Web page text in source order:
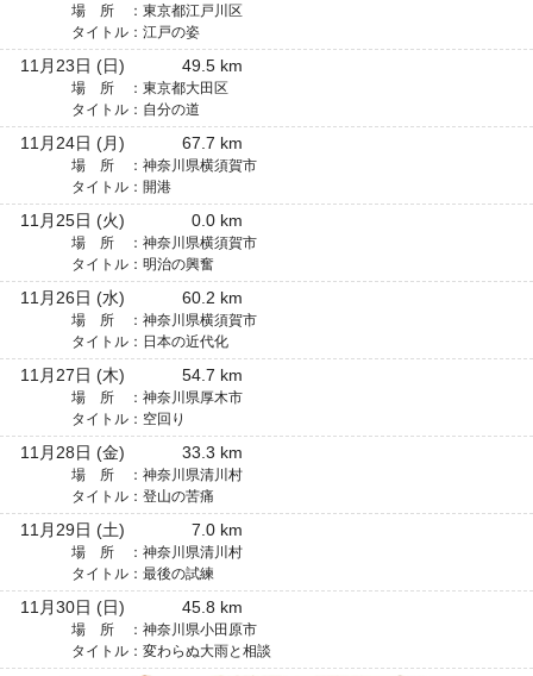
場 所 ： 東京都江戸川区
タイトル： 江戸の姿
11月23日 (日) 49.5 km
場 所 ： 東京都大田区
タイトル： 自分の道
11月24日 (月) 67.7 km
場 所 ： 神奈川県横須賀市
タイトル： 開港
11月25日 (火) 0.0 km
場 所 ： 神奈川県横須賀市
タイトル： 明治の興奮
11月26日 (水) 60.2 km
場 所 ： 神奈川県横須賀市
タイトル： 日本の近代化
11月27日 (木) 54.7 km
場 所 ： 神奈川県厚木市
タイトル： 空回り
11月28日 (金) 33.3 km
場 所 ： 神奈川県清川村
タイトル： 登山の苦痛
11月29日 (土) 7.0 km
場 所 ： 神奈川県清川村
タイトル： 最後の試練
11月30日 (日) 45.8 km
場 所 ： 神奈川県小田原市
タイトル： 変わらぬ大雨と相談